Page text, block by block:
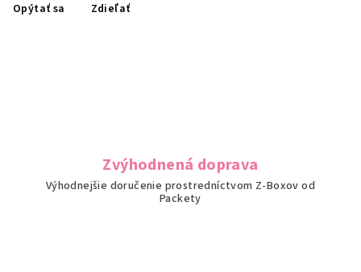
Opýtať sa Zdieľať
Zvýhodnená doprava
Výhodnejšie doručenie prostredníctvom Z-Boxov od
Packety